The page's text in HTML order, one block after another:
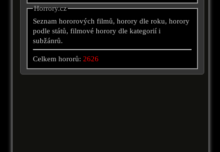
Horrory.cz
Seznam hororových filmů, horory dle roku, horory
podle států, filmové horory dle kategorií i
subžánrů.
Celkem hororů: 2626